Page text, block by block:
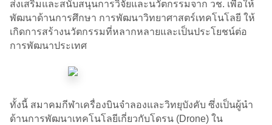
ส่งเสริมและสนับสนุนการวิจัยและนวัตกรรมจาก วช. เพื่อให้
พัฒนาด้านการศึกษา การพัฒนาวิทยาศาสตร์เทคโนโลยี ให้
เกิดการสร้างนวัตกรรมที่หลากหลายและเป็นประโยชน์ต่อ
การพัฒนาประเทศ
ทั้งนี้ สมาคมกีฬาเครื่องบินจำลองและวิทยุบังคับ ซึ่งเป็นผู้นำ
ด้านการพัฒนาเทคโนโลยีเกี่ยวกับโดรน (Drone) ใน